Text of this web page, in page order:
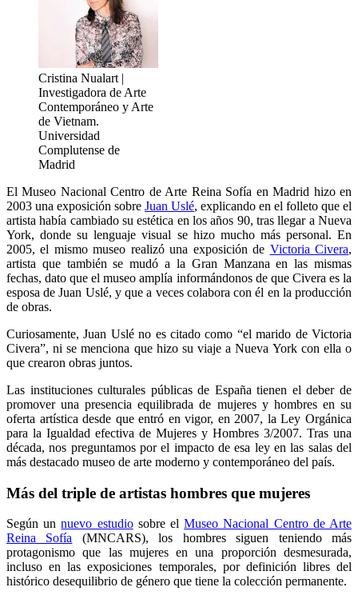
Cristina Nualart |
Investigadora de Arte
Contemporáneo y Arte
de Vietnam.
Universidad
Complutense de
Madrid
El Museo Nacional Centro de Arte Reina Sofía en Madrid hizo en
2003 una exposición sobre Juan Uslé, explicando en el folleto que el
artista había cambiado su estética en los años 90, tras llegar a Nueva
York, donde su lenguaje visual se hizo mucho más personal. En
2005, el mismo museo realizó una exposición de Victoria Civera,
artista que también se mudó a la Gran Manzana en las mismas
fechas, dato que el museo amplía informándonos de que Civera es la
esposa de Juan Uslé, y que a veces colabora con él en la producción
de obras.
Curiosamente, Juan Uslé no es citado como “el marido de Victoria
Civera”, ni se menciona que hizo su viaje a Nueva York con ella o
que crearon obras juntos.
Las instituciones culturales públicas de España tienen el deber de
promover una presencia equilibrada de mujeres y hombres en su
oferta artística desde que entró en vigor, en 2007, la Ley Orgánica
para la Igualdad efectiva de Mujeres y Hombres 3/2007. Tras una
década, nos preguntamos por el impacto de esa ley en las salas del
más destacado museo de arte moderno y contemporáneo del país.
Más del triple de artistas hombres que mujeres
Según unnuevo estudiosobre elMuseo Nacional Centro de Arte
Reina Sofía (MNCARS), los hombres siguen teniendo más
protagonismo que las mujeres en una proporción desmesurada,
incluso en las exposiciones temporales, por definición libres del
histórico desequilibrio de género que tiene la colección permanente.